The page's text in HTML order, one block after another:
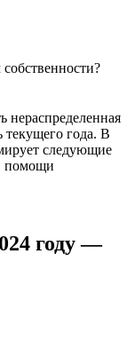
года. В
следующие
помощи
году —